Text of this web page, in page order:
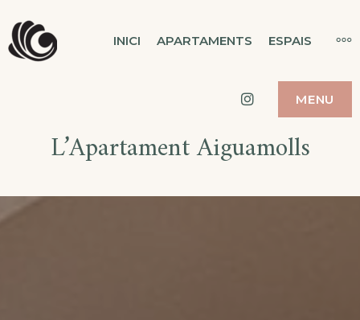
to
MAS CUSI
EVENTS & APARTAMENTS
INICI APARTAMENTS ESPAIS
Instagram
MENU
L’Apartament Aiguamolls